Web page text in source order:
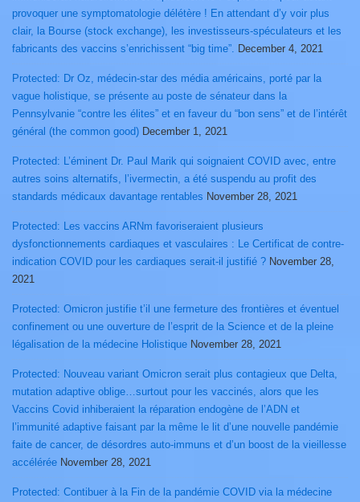
provoquer une symptomatologie délétère ! En attendant d’y voir plus
clair, la Bourse (stock exchange), les investisseurs-spéculateurs et les
fabricants des vaccins s’enrichissent “big time”. December 4, 2021
Protected: Dr Oz, médecin-star des média américains, porté par la
vague holistique, se présente au poste de sénateur dans la
Pennsylvanie “contre les élites” et en faveur du “bon sens” et de l’intérêt
général (the common good) December 1, 2021
Protected: L’éminent Dr. Paul Marik qui soignaient COVID avec, entre
autres soins alternatifs, l’ivermectin, a été suspendu au profit des
standards médicaux davantage rentables November 28, 2021
Protected: Les vaccins ARNm favoriseraient plusieurs
dysfonctionnements cardiaques et vasculaires : Le Certificat de contre-
indication COVID pour les cardiaques serait-il justifié ? November 28,
2021
Protected: Omicron justifie t’il une fermeture des frontières et éventuel
confinement ou une ouverture de l’esprit de la Science et de la pleine
légalisation de la médecine Holistique November 28, 2021
Protected: Nouveau variant Omicron serait plus contagieux que Delta,
mutation adaptive oblige…surtout pour les vaccinés, alors que les
Vaccins Covid inhiberaient la réparation endogène de l’ADN et
l’immunité adaptive faisant par la même le lit d’une nouvelle pandémie
faite de cancer, de désordres auto-immuns et d’un boost de la vieillesse
accélérée November 28, 2021
Protected: Contibuer à la Fin de la pandémie COVID via la médecine